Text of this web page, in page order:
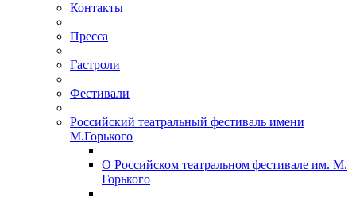
Контакты
Пресса
Гастроли
Фестивали
Российский театральный фестиваль имени
М.Горького
О Российском театральном фестивале им. М.
Горького